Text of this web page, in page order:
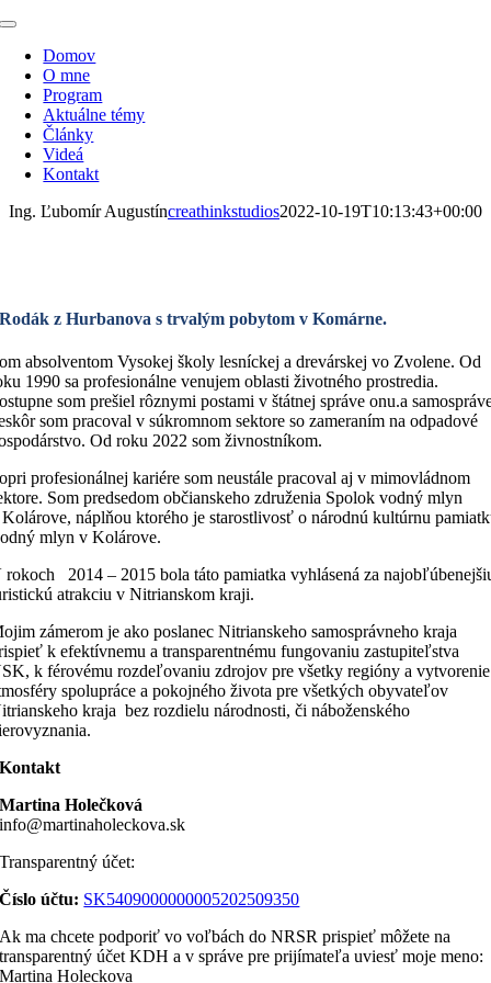
Skip
content
Toggle
NavigationDomov
O mne
Program
Aktuálne témy
Články
Videá
Kontakt
Ing. Ľubomír Augustíncreathinkstudios2022-10-19T10:13:43+00:00
Rodák z Hurbanova s trvalým pobytom v Komárne.
absolventom Vysokej školy lesníckej a drevárskej vo Zvolene. Od
1990 sa profesionálne venujem oblasti životného prostredia.
som prešiel rôznymi postami v štátnej správe onu.a
som pracoval v súkromnom sektore so zameraním na odpadové
Od roku 2022 som živnostníkom.
profesionálnej kariére som neustále pracoval aj v mimovládnom
Som predsedom občianskeho združenia Spolok vodný mlyn
náplňou ktorého je starostlivosť o národnú kultúrnu
mlyn v Kolárove.
rokoch 2014 – 2015 bola táto pamiatka vyhlásená za
atrakciu v Nitrianskom kraji.
zámerom je ako poslanec Nitrianskeho samosprávneho kraja
k efektívnemu a transparentnému fungovaniu zastupiteľstva
k férovému rozdeľovaniu zdrojov pre všetky regióny a vytvorenie
spolupráce a pokojného života pre všetkých obyvateľov
kraja bez rozdielu národnosti, či náboženského
Kontakt
Martina Holečková
info@martinaholeckova.sk
Transparentný účet:
Číslo účtu: SK5409000000005202509350
Ak ma chcete podporiť vo voľbách do NRSR prispieť môžete na
transparentný účet KDH a v správe pre prijímateľa uviesť moje meno:
Martina Holeckova